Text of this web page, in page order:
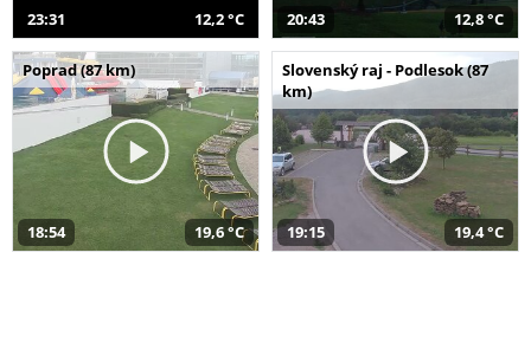
23:31 12,2 °C 20:43 12,8 °C
Poprad (87 km)
18:54 19,6 °C
Slovenský raj - Podlesok (87
km)
19:15 19,4 °C